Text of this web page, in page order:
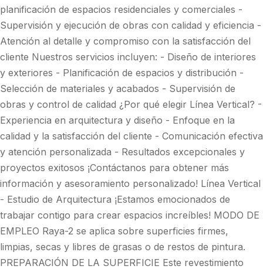
planificación de espacios residenciales y comerciales -
Supervisión y ejecución de obras con calidad y eficiencia -
Atención al detalle y compromiso con la satisfacción del
cliente Nuestros servicios incluyen: - Diseño de interiores
y exteriores - Planificación de espacios y distribución -
Selección de materiales y acabados - Supervisión de
obras y control de calidad ¿Por qué elegir Línea Vertical? -
Experiencia en arquitectura y diseño - Enfoque en la
calidad y la satisfacción del cliente - Comunicación efectiva
y atención personalizada - Resultados excepcionales y
proyectos exitosos ¡Contáctanos para obtener más
información y asesoramiento personalizado! Línea Vertical
- Estudio de Arquitectura ¡Estamos emocionados de
trabajar contigo para crear espacios increíbles! MODO DE
EMPLEO Raya-2 se aplica sobre superficies firmes,
limpias, secas y libres de grasas o de restos de pintura.
PREPARACIÓN DE LA SUPERFICIE Este revestimiento